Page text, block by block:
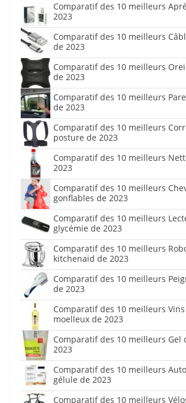
Comparatif des 10 meilleurs
2023
Comparatif des 10 meilleurs
de 2023
Comparatif des 10 meilleurs
de 2023
Comparatif des 10 meilleurs
de 2023
Comparatif des 10 meilleurs
posture de 2023
Comparatif des 10 meilleurs
2023
Comparatif des 10 meilleurs
gonflables de 2023
Comparatif des 10 meilleurs
glycémie de 2023
Comparatif des 10 meilleurs
kitchenaid de 2023
Comparatif des 10 meilleurs
de 2023
Comparatif des 10 meilleurs
moelleux de 2023
Comparatif des 10 meilleurs Gel
2023
Comparatif des 10 meilleurs
gélule de 2023
Comparatif des 10 meilleurs